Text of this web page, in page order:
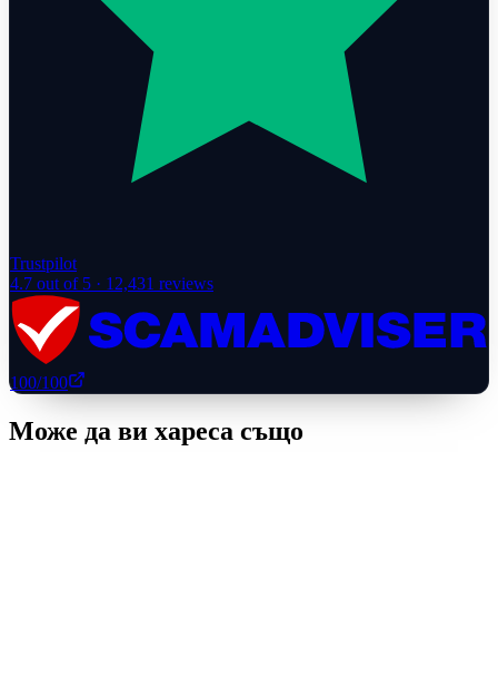
Trustpilot
4.7 out of 5 · 12,431 reviews
100/100
Може да ви хареса също